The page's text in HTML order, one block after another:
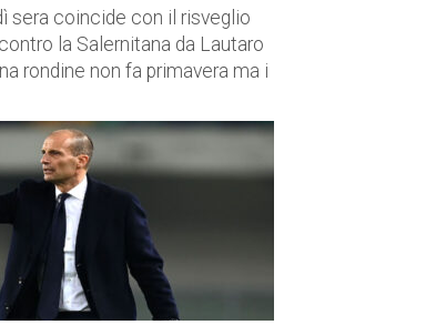
sera coincide con il risveglio
la Salernitana da Lautaro
rondine non fa primavera ma i